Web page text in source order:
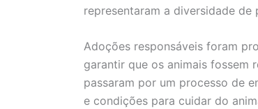
representaram a diversidade
Adoções responsáveis foram
garantir que os animais fossem
passaram por um processo de
e condições para cuidar do